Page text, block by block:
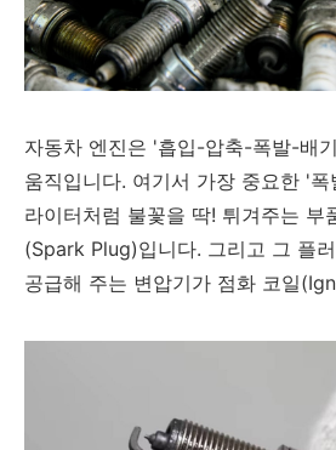
자동차 엔진은 '흡입-압축-폭발-배
움직입니다. 여기서 가장 중요한 '
라이터처럼 불꽃을 딱! 튀겨주는 부
(Spark Plug)입니다. 그리고 그 플
공급해 주는 변압기가 점화 코일